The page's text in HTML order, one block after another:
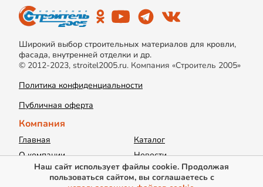
Широкий выбор строительных материалов для кровли,
фасада, внутренней отделки и др.
© 2012-2023, stroitel2005.ru. Компания «Строитель 2005»
Политика конфиденциальности
Публичная оферта
Компания
Главная
Каталог
О компании
Новости
Акции
Доставка
Наш сайт использует файлы cookie. Продолжая
пользоваться сайтом, вы соглашаетесь с